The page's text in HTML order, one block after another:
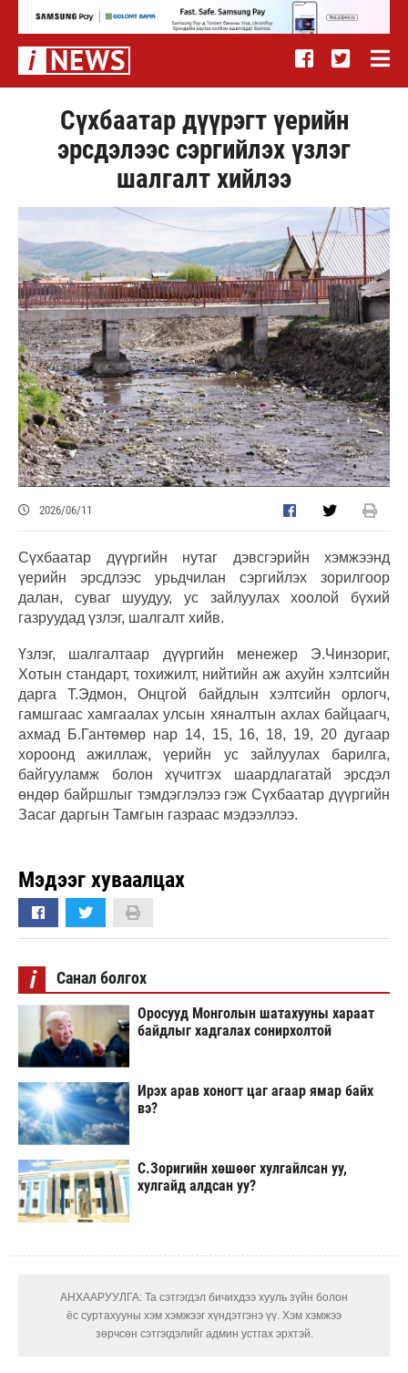
Сүхбаатар дүүрэгт үерийн
эрсдэлээс сэргийлэх үзлэг
шалгалт хийлээ
2026/06/11
Сүхбаатар дүүргийн нутаг дэвсгэрийн хэмжээнд
үерийн эрсдлээс урьдчилан сэргийлэх зорилгоор
далан, суваг шуудуу, ус зайлуулах хоолой бүхий
газруудад үзлэг, шалгалт хийв.
Үзлэг, шалгалтаар дүүргийн менежер Э.Чинзориг,
Хотын стандарт, тохижилт, нийтийн аж ахуйн хэлтсийн
дарга Т.Эдмон, Онцгой байдлын хэлтсийн орлогч,
гамшгаас хамгаалах улсын хяналтын ахлах байцаагч,
ахмад Б.Гантөмөр нар 14, 15, 16, 18, 19, 20 дугаар
хороонд ажиллаж, үерийн ус зайлуулах барилга,
байгууламж болон хүчитгэх шаардлагатай эрсдэл
өндөр байршлыг тэмдэглэлээ гэж Сүхбаатар дүүргийн
Засаг даргын Тамгын газраас мэдээллээ.
Мэдээг хуваалцах
i Санал болгох
Оросууд Монголын шатахууны хараат
байдлыг хадгалах сонирхолтой
Ирэх арав хоногт цаг агаар ямар байх
вэ?
С.Зоригийн хөшөөг хулгайлсан уу,
хулгайд алдсан уу?
АНХААРУУЛГА: Та сэтгэгдэл бичихдээ хууль зүйн болон
ёс суртахууны хэм хэмжээг хүндэтгэнэ үү. Хэм хэмжээ
зөрчсөн сэтгэгдэлийг админ устгах эрхтэй.